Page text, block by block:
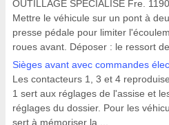
OUTILLAGE SPECIALISE Fre.
Mettre le véhicule sur un pont à
presse pédale pour limiter
roues avant. Déposer : le ressort de
Sièges avant avec commandes
Les contacteurs 1, 3 et 4
1 sert aux réglages de l'assise et
réglages du dossier. Pour les
sert à mémoriser la ...